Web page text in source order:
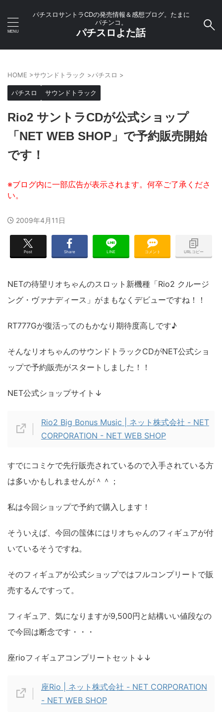
パチスロサントラCDの発売情報＆感想ブログ。たまに
パチンコ。
パチスロよた話
HOME >サウンドトラック >パチスロ >
パチスロ サウンドトラック
Rio2 サントラCDが公式ショップ
「NET WEB SHOP」で予約販売開始
です！
2009年4月11日
Post Share LINE コメント URLコピー
NETの待望リオちゃんのスロット新機種「Rio2 クルージ
ング・ヴァナディース」がまもなくデビューですね！！
RT777Gが復活ってのもかなり期待度高しです♪
そんなリオちゃんのサウンドトラックCDがNET公式ショ
ップで予約販売がスタートしました！！
NET公式ショップサイト↓
Rio2 Big Bonus Music | ネット株式会社 - NET
CORPORATION - NET WEB SHOP
すでにコミケで先行販売されているので入手されている方
は多いかもしれませんが＾＾；
私は今回ショップで予約で購入します！
そういえば、今回の筺体にはリオちゃんのフィギュアが付
いているそうですね。
そのフィギュアが公式ショップではフルコンプリートで販
売するんですって。
フィギュア、気になりますが9,500円と結構いい値段なの
で今回は断念です・・・
座rioフィギュアコンプリートセット↓↓
座Rio | ネット株式会社 - NET CORPORATION
- NET WEB SHOP